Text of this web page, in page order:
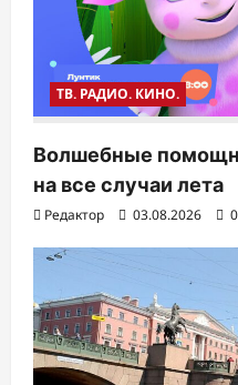
ТВ. РАДИО. КИНО.
Волшебные
на все случаи лета
Редактор 03.08.2026 0